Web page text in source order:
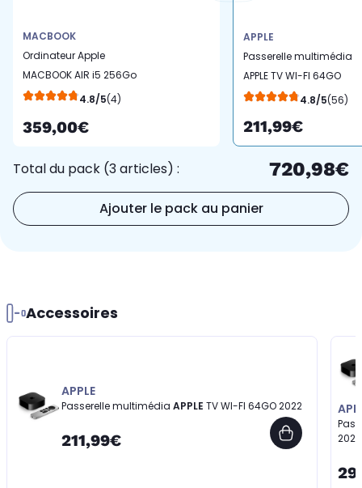
MACBOOK
Ordinateur Apple
MACBOOK AIR i5 256Go
Gris sidéral4.8/5(4)
359,00€
APPLE
Passerelle multimédia
APPLE TV WI-FI 64GO
2022
4.8/5(56)
211,99€
Total du pack (3 articles) : 720,98€
Ajouter le pack au panier
Accessoires
APPLE
Passerelle multimédia APPLE TV WI-FI 64GO 2022
211,99€
2022